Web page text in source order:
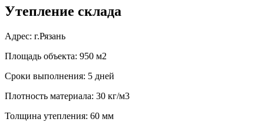
Утепление склада
Адрес: г.Рязань
Площадь объекта: 950 м2
Сроки выполнения: 5 дней
Плотность материала: 30 кг/м3
Толщина утепления: 60 мм